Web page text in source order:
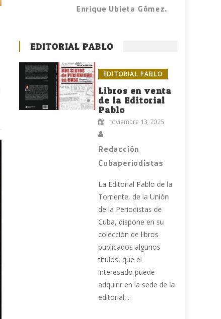
Enrique Ubieta Gómez.
EDITORIAL PABLO
EDITORIAL PABLO
Libros en venta
de la Editorial
Pablo
noviembre 13, 2025
Redacción
Cubaperiodistas
La Editorial Pablo de la
Torriente, de la Unión
de la Periodistas de
Cuba, dispone en su
colección de libros
publicados algunos
títulos, que el
interesado puede
adquirir en la sede de la
editorial,...